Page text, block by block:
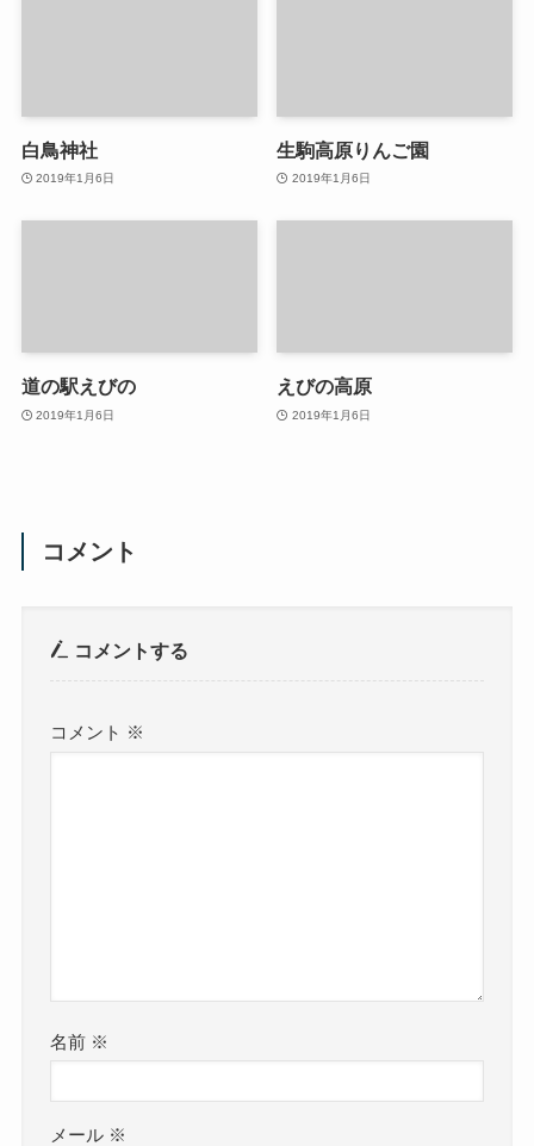
白鳥神社
2019年1月6日
生駒高原りんご園
2019年1月6日
道の駅えびの
2019年1月6日
えびの高原
2019年1月6日
コメント
コメントする
コメント ※
名前 ※
メール ※